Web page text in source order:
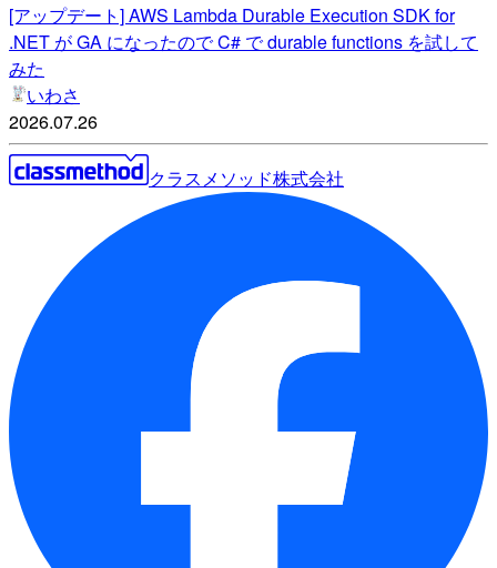
[アップデート] AWS Lambda Durable Execution SDK for
.NET が GA になったので C# で durable functions を試して
みた
いわさ
2026.07.26
クラスメソッド株式会社